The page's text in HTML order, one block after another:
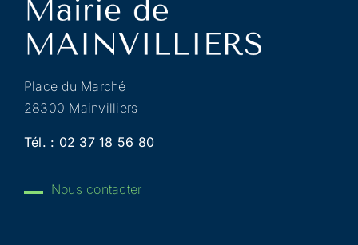
Place du Marché
28300 Mainvilliers
Tél. : 02 37 18 56 80
Nous contacter